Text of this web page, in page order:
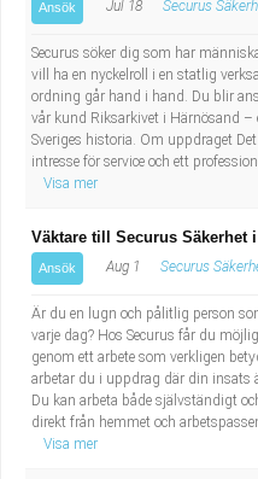
Pedagogiskt arbete
Sanering och
Socialt arbete
Tekniskt arbete
Transport
sekreterare
Lastbilsförare m.fl.
Fastighetsskötare
Informatör/
Brevbärare
Sjuksköterska,
Kock, storhushåll
Undersköterska,
Ansök Jul 18 Securus
Securus söker dig som har
vill ha en nyckelroll i en statlig
ordning går hand i hand. Du blir
vår kund Riksarkivet i Härnösand
Sveriges historia. Om uppdraget
intresse för service och ett
Visa mer
Väktare till Securus Säkerhet
Ansök Aug 1 Securus
Är du en lugn och pålitlig person
varje dag? Hos Securus får du
genom ett arbete som verkligen
arbetar du i uppdrag där din insats
Du kan arbeta både självständigt
direkt från hemmet och
Visa mer